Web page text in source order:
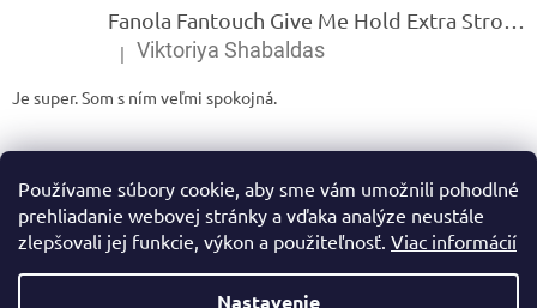
Používame súbory cookie, aby sme vám umožnili pohodlné
prehliadanie webovej stránky a vďaka analýze neustále
zlepšovali jej funkcie, výkon a použiteľnosť. Viac informácií
Nastavenie
Fanola Fantouch Give Me Hold Extra Strong Fluid Gel - Extra silný rýchloschnúci tekutý gel 250 ml
Hodnotenie produktu je 5 z 5 hviezdičiek.
| Viktoriya Shabaldas
Je super. Som s ním veľmi spokojná.